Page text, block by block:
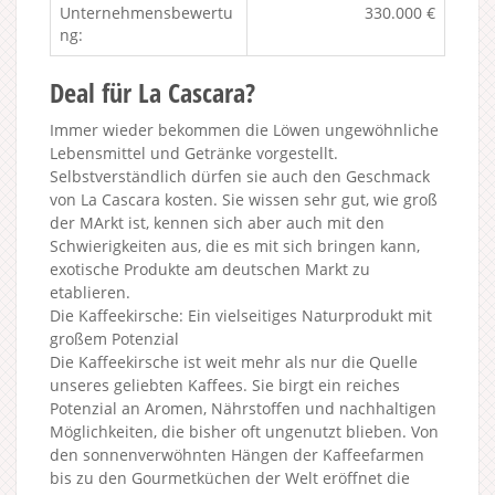
Unternehmensbewertu
ng:
330.000 €
Deal für La Cascara?
Immer wieder bekommen die Löwen ungewöhnliche
Lebensmittel und Getränke vorgestellt.
Selbstverständlich dürfen sie auch den Geschmack
von La Cascara kosten. Sie wissen sehr gut, wie groß
der MArkt ist, kennen sich aber auch mit den
Schwierigkeiten aus, die es mit sich bringen kann,
exotische Produkte am deutschen Markt zu
etablieren.
Die Kaffeekirsche: Ein vielseitiges Naturprodukt mit
großem Potenzial
Die Kaffeekirsche ist weit mehr als nur die Quelle
unseres geliebten Kaffees. Sie birgt ein reiches
Potenzial an Aromen, Nährstoffen und nachhaltigen
Möglichkeiten, die bisher oft ungenutzt blieben. Von
den sonnenverwöhnten Hängen der Kaffeefarmen
bis zu den Gourmetküchen der Welt eröffnet die